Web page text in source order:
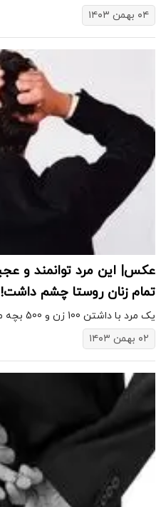
۰۴ بهمن ۱۴۰۳
تمام زنان روستا چشم داشت!
یک مرد با داشتن 100 زن و 500 بچه موجب شوکه شدن کاربران شد.
۰۲ بهمن ۱۴۰۳